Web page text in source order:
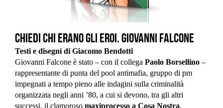
Chiedi chi erano gli eroi. Giovanni Falcone
Testi e disegni di Giacomo Bendotti
Giovanni Falcone è stato – con il collega Paolo Borsellino –
rappresentante di punta del pool antimafia, gruppo di pm
impegnati a tempo pieno alle indagini sulla criminalità
organizzata negli anni ’80, a cui si devono, tra gli altri
successi, il clamoroso maxiprocesso a Cosa Nostra,